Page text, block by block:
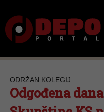
ODRŽAN KOLEGIJ
Odgođena